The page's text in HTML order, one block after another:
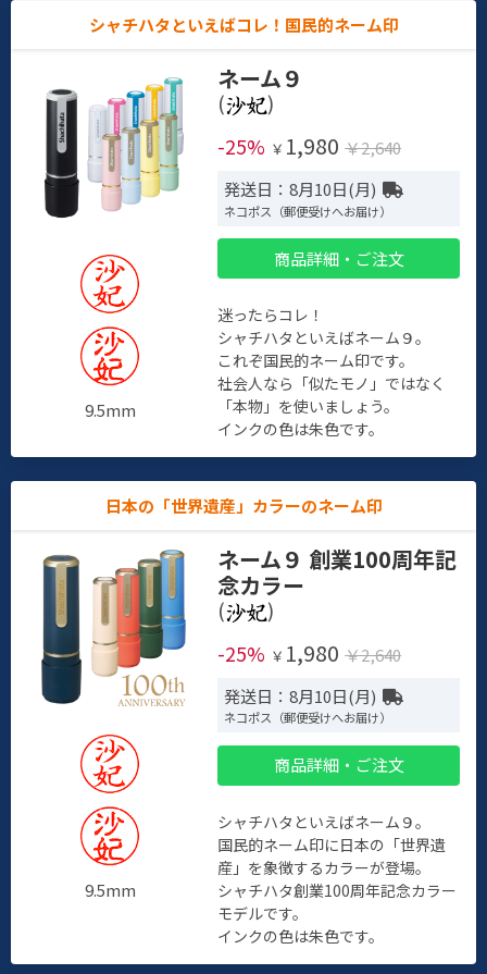
シャチハタといえばコレ！国民的ネーム印
9.5mm
ネーム９
(
)
-25% ￥ 1,980 ￥2,640
発送日：8月10日(月)
ネコポス（郵便受けへお届け）
商品詳細・ご注文
迷ったらコレ！
シャチハタといえばネーム９。
これぞ国民的ネーム印です。
社会人なら「似たモノ」ではなく
「本物」を使いましょう。
インクの色は朱色です。
日本の「世界遺産」カラーのネーム印
9.5mm
ネーム９ 創業100周年記
念カラー
(
)
-25% ￥ 1,980 ￥2,640
発送日：8月10日(月)
ネコポス（郵便受けへお届け）
商品詳細・ご注文
シャチハタといえばネーム９。
国民的ネーム印に日本の「世界遺
産」を象徴するカラーが登場。
シャチハタ創業100周年記念カラー
モデルです。
インクの色は朱色です。